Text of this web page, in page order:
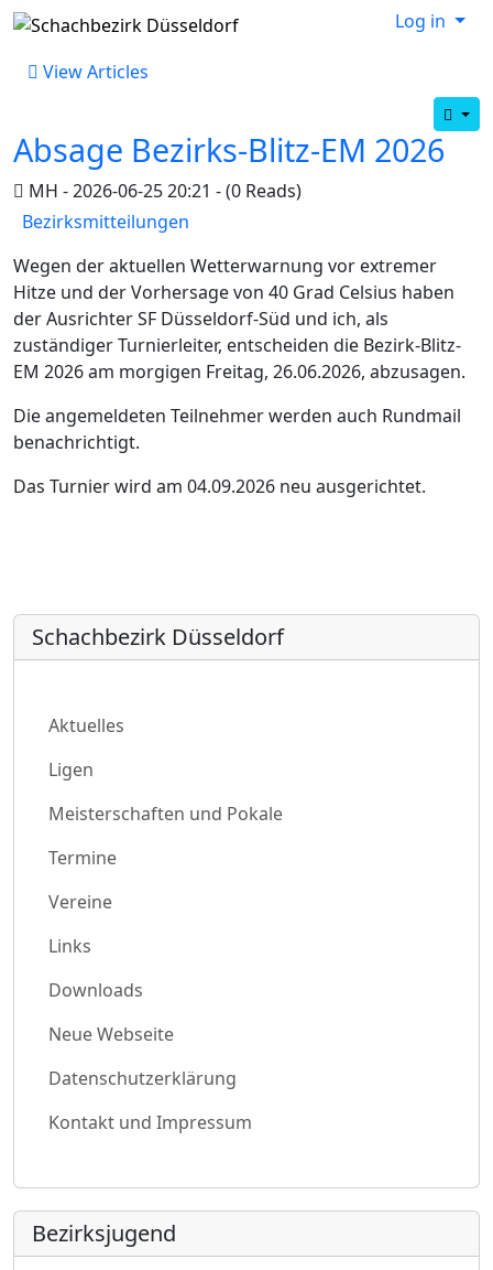
Log in
View Articles
Absage Bezirks-Blitz-EM 2026
MH - 2026-06-25 20:21 - (0 Reads)
Bezirksmitteilungen
Wegen der aktuellen Wetterwarnung vor extremer
Hitze und der Vorhersage von 40 Grad Celsius haben
der Ausrichter SF Düsseldorf-Süd und ich, als
zuständiger Turnierleiter, entscheiden die Bezirk-Blitz-
EM 2026 am morgigen Freitag, 26.06.2026, abzusagen.
Die angemeldeten Teilnehmer werden auch Rundmail
benachrichtigt.
Das Turnier wird am 04.09.2026 neu ausgerichtet.
Schachbezirk Düsseldorf
Aktuelles
Ligen
Meisterschaften und Pokale
Termine
Vereine
Links
Downloads
Neue Webseite
Datenschutzerklärung
Kontakt und Impressum
Bezirksjugend